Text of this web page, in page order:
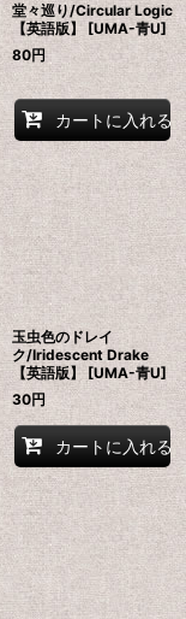
堂々巡り/Circular Logic
【英語版】 [UMA-青U]
80円
カートに入れる
玉虫色のドレイ
ク/Iridescent Drake
【英語版】 [UMA-青U]
30円
カートに入れる